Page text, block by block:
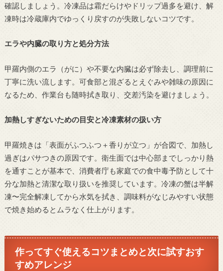
確認しましょう。冷凍品は霜だらけやドリップ過多を避け、解
凍時は冷蔵庫内でゆっくり戻すのが失敗しないコツです。
エラや内臓の取り方と処分方法
甲羅内側のエラ（がに）や不要な内臓は必ず除去し、調理前に
丁寧に洗い流します。可食部と混ざるとえぐみや雑味の原因に
なるため、作業台も随時拭き取り、交差汚染を避けましょう。
加熱しすぎないための目安と冷凍素材の扱い方
甲羅焼きは「表面がふつふつ＋香りが立つ」が合図で、加熱し
過ぎはパサつきの原因です。衛生面では中心部までしっかり熱
を通すことが基本で、消費者庁も家庭での食中毒予防として十
分な加熱と清潔な取り扱いを推奨しています。冷凍の蟹は半解
凍〜完全解凍してから水気を拭き、調味料がなじみやすい状態
で焼き始めるとムラなく仕上がります。
作ってすぐ使えるコツまとめと次に試すおす
すめアレンジ